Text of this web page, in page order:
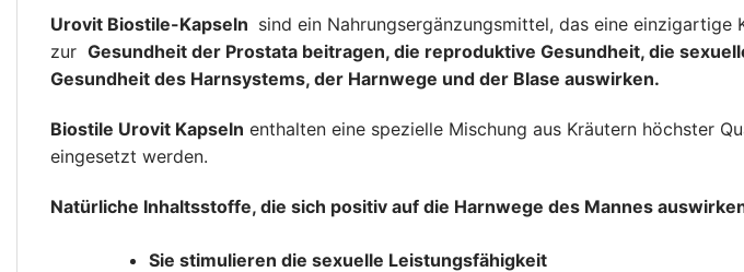
Urovit Biostile-Kapseln sind ein Nahrungsergänzungsmittel, das eine
zur Gesundheit der Prostata beitragen, die reproduktive Gesundheit, die
Gesundheit des Harnsystems, der Harnwege und der Blase auswirken.
Biostile Urovit Kapseln enthalten eine spezielle Mischung aus Kräutern höchster
eingesetzt werden.
Natürliche Inhaltsstoffe, die sich positiv auf die Harnwege des Mannes
Sie stimulieren die sexuelle Leistungsfähigkeit